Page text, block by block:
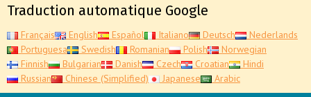
Traduction automatique Google
Français English Español Italiano Deutsch
Nederlands
Portuguesa
Swedish Romanian Polish
Norwegian
Finnish
Bulgarian Danish Czech Croatian
Hindi
Russian
Chinese (Simplified) Japanese Arabic